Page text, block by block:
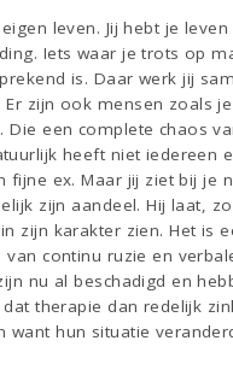
leven. Jij hebt je
Iets waar je trots op
is. Daar werk jij
zijn ook mensen zoals
Die een complete chaos
heeft niet iedereen
fijne ex. Maar jij ziet bij je
zijn aandeel. Hij laat,
zijn karakter zien. Het is
continu ruzie en
nu al beschadigd en
dat therapie dan redelijk
want hun situatie